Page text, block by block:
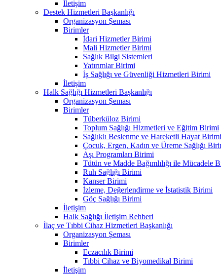
İletişim
Destek Hizmetleri Başkanlığı
Organizasyon Şeması
Birimler
İdari Hizmetler Birimi
Mali Hizmetler Birimi
Sağlık Bilgi Sistemleri
Yatırımlar Birimi
İş Sağlığı ve Güvenliği Hizmetleri Birimi
İletişim
Halk Sağlığı Hizmetleri Başkanlığı
Organizasyon Şeması
Birimler
Tüberküloz Birimi
Toplum Sağlığı Hizmetleri ve Eğitim Birimi
Sağlıklı Beslenme ve Hareketli Hayat Birimi
Çocuk, Ergen, Kadın ve Üreme Sağlığı
Aşı Programları Birimi
Tütün ve Madde Bağımlılığı ile Mücadele
Ruh Sağlığı Birimi
Kanser Birimi
İzleme, Değerlendirme ve İstatistik Birimi
Göç Sağlığı Birimi
İletişim
Halk Sağlığı İletişim Rehberi
İlaç ve Tıbbi Cihaz Hizmetleri Başkanlığı
Organizasyon Şeması
Birimler
Eczacılık Birimi
Tıbbi Cihaz ve Biyomedikal Birimi
İletişim